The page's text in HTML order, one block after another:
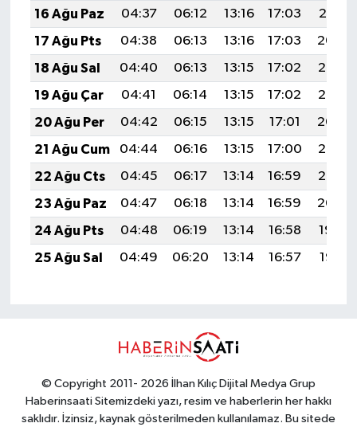
16 Ağu Paz
04:37 06:12 13:16 17:03
20:10
17 Ağu Pts
04:38 06:13 13:16 17:03
20:09
18 Ağu Sal
04:40 06:13 13:15 17:02
20:07
19 Ağu Çar
04:41 06:14 13:15 17:02
20:06
20 Ağu Per
04:42 06:15 13:15 17:01
20:04
21 Ağu Cum
04:44 06:16 13:15 17:00
20:03
22 Ağu Cts
04:45 06:17 13:14 16:59
20:02
23 Ağu Paz
04:47 06:18 13:14 16:59
20:00
24 Ağu Pts
04:48 06:19 13:14 16:58
19:59
25 Ağu Sal
04:49 06:20 13:14 16:57 19:57
© Copyright 2011- 2026 İlhan Kılıç Dijital Medya Grup
Haberinsaati Sitemizdeki yazı, resim ve haberlerin her hakkı
saklıdır. İzinsiz, kaynak gösterilmeden kullanılamaz. Bu sitede